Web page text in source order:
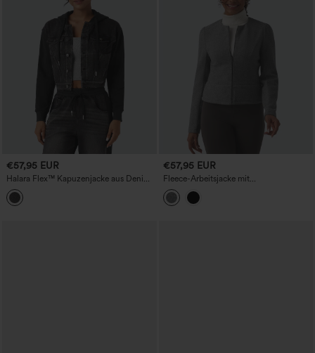
€57,95 EUR
Halara Flex™ Kapuzenjacke aus Denim
mit Kordelzug, langärmlig, Patchwork,
lässige Jacke
€57,95 EUR
Fleece-Arbeitsjacke mit
Rundhalsausschnitt, Reißverschluss und
langen Ärmeln.